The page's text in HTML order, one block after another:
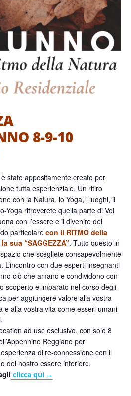
8-9-10
stato appositamente creato per
tutta esperienziale. Un ritiro
con la Natura, lo Yoga, i luoghi, il
Yoga ritroverete quella parte di Voi
con l’essere e il divenire del
particolare con il RITMO della
sua “SAGGEZZA”. Tutto questo in
che scegliete consapevolmente
L’incontro con due esperti insegnanti
ciò che amano e condividono con
scoperto e imparato nel corso degli
per aggiungere valore alla vostra
e alla vostra vita come esseri umani
ad uso esclusivo, con solo 8
Reggiano per
di re-connessione con il
del nostro essere interiore.
clicca qui →